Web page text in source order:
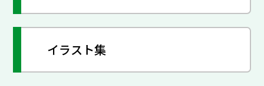
イラスト集